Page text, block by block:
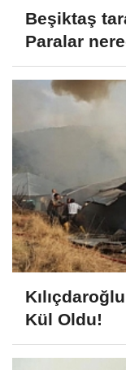
Beşiktaş
Paralar
Kül Oldu!